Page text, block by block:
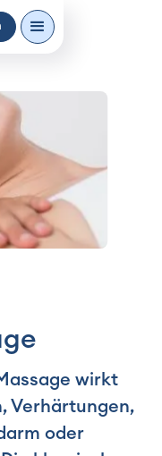
wirkt
Verhärtungen,
oder